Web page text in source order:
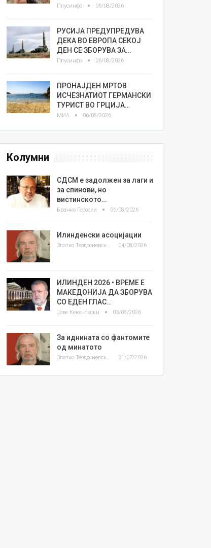
Плусинфо 06/08/2026
РУСИЈА ПРЕДУПРЕДУВА
ДЕКА ВО ЕВРОПА СЕКОЈ
ДЕН СЕ ЗБОРУВА ЗА…
Плусинфо 06/08/2026
ПРОНАЈДЕН МРТОВ
ИСЧЕЗНАТИОТ ГЕРМАНСКИ
ТУРИСТ ВО ГРЦИЈА…
МИА 06/08/2026
Колумни
СДСМ е задолжен за лаги и
за спинови, но
вистинското…
Бранко Героски 06/08/2026
Илинденски асоцијации
Златко Теодосиевски 04/08/2026
ИЛИНДЕН 2026 • ВРЕМЕ Е
МАКЕДОНИЈА ДА ЗБОРУВА
СО ЕДЕН ГЛАС…
Јове Кекеновски 03/08/2026
За иднината со фантомите
од минатото
Златко Теодосиевски 31/07/2026